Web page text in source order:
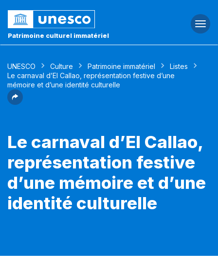
Patrimoine culturel immatériel
UNESCO Culture Patrimoine immatériel
Listes
Le carnaval d’El Callao, représentation festive d’une
mémoire et d’une identité culturelle
Le carnaval d’El Callao,
représentation festive
d’une mémoire et d’une
identité culturelle